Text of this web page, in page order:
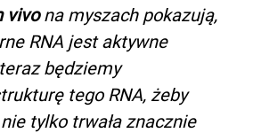
vivona myszach pokazują,
RNA jest aktywne
będziemy
tego RNA, żeby
tylko trwała znacznie